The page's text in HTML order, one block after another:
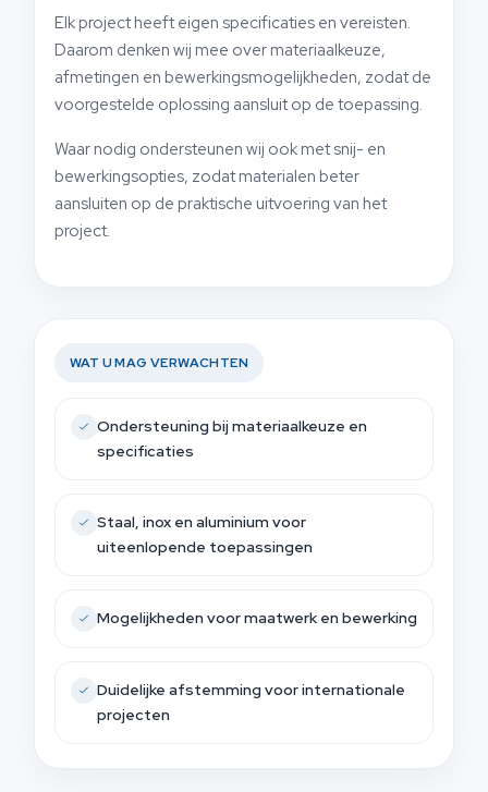
Elk project heeft eigen specificaties en vereisten.
Daarom denken wij mee over materiaalkeuze,
afmetingen en bewerkingsmogelijkheden, zodat de
voorgestelde oplossing aansluit op de toepassing.
Waar nodig ondersteunen wij ook met snij- en
bewerkingsopties, zodat materialen beter
aansluiten op de praktische uitvoering van het
project.
WAT U MAG VERWACHTEN
Ondersteuning bij materiaalkeuze en
specificaties
Staal, inox en aluminium voor
uiteenlopende toepassingen
Mogelijkheden voor maatwerk en bewerking
Duidelijke afstemming voor internationale
projecten